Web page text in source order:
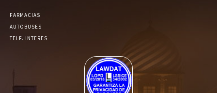
FARMACIAS
AUTOBUSES
TELF. INTERES